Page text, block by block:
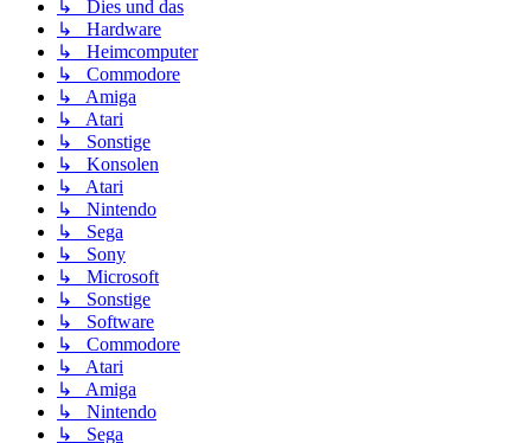
↳ Dies und das
↳ Hardware
↳ Heimcomputer
↳ Commodore
↳ Amiga
↳ Atari
↳ Sonstige
↳ Konsolen
↳ Atari
↳ Nintendo
↳ Sega
↳ Sony
↳ Microsoft
↳ Sonstige
↳ Software
↳ Commodore
↳ Atari
↳ Amiga
↳ Nintendo
↳ Sega